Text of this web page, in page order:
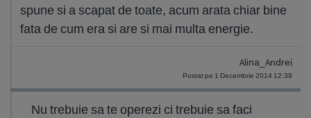
spune si a scapat de toate, acum arata chiar bine
fata de cum era si are si mai multa energie.
Alina_Andrei
Postat pe 1 Decembrie 2014 12:39
Nu trebuie sa te operezi ci trebuie sa faci